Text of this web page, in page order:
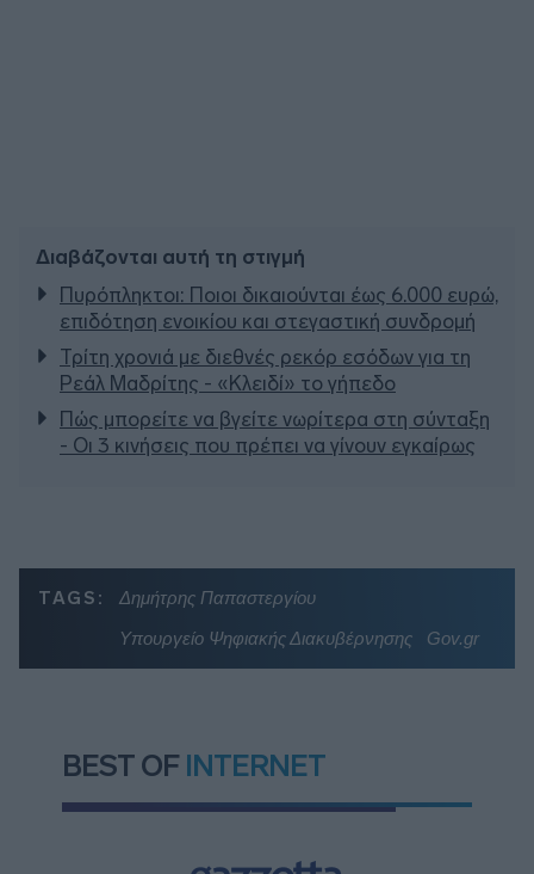
Διαβάζονται αυτή τη στιγμή
Πυρόπληκτοι: Ποιοι δικαιούνται έως 6.000 ευρώ,
επιδότηση ενοικίου και στεγαστική συνδρομή
Τρίτη χρονιά με διεθνές ρεκόρ εσόδων για τη
Ρεάλ Μαδρίτης - «Κλειδί» το γήπεδο
Πώς μπορείτε να βγείτε νωρίτερα στη σύνταξη
- Οι 3 κινήσεις που πρέπει να γίνουν εγκαίρως
TAGS:
Δημήτρης Παπαστεργίου
Υπουργείο Ψηφιακής Διακυβέρνησης
Gov.gr
BEST OF INTERNET